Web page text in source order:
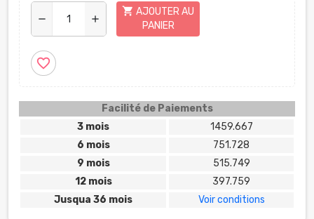
remove add
shopping_cart AJOUTER AU
PANIER
favorite_border
Facilité de Paiements
3 mois
1459.667
6 mois
751.728
9 mois
515.749
12 mois
397.759
Jusqua 36 mois
Voir conditions